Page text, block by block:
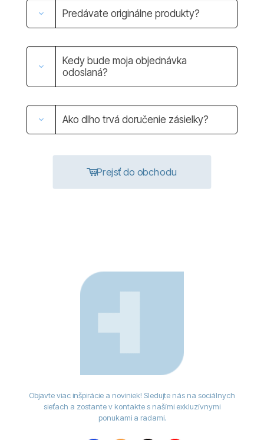
Predávate originálne produkty?
Kedy bude moja objednávka
odoslaná?
Ako dlho trvá doručenie zásielky?
Prejsť do obchodu
Objavte viac inšpirácie a noviniek! Sledujte nás na sociálnych
sieťach a zostante v kontakte s našími exkluzívnymi
ponukami a radami.